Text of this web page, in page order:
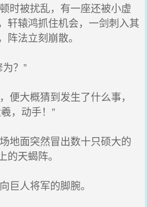
时被扰乱，有一座还被小虚
轩辕鸿抓住机会，一剑刺入其
阵法立刻崩散。
？”
便大概猜到发生了什么事，
，动手！”
地面突然冒出数十只硕大的
的天蝎阵。
人将军的脚腕。